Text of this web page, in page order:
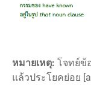
หมายเหตุ: โจทย์ข้
แล้วประโยคย่อย